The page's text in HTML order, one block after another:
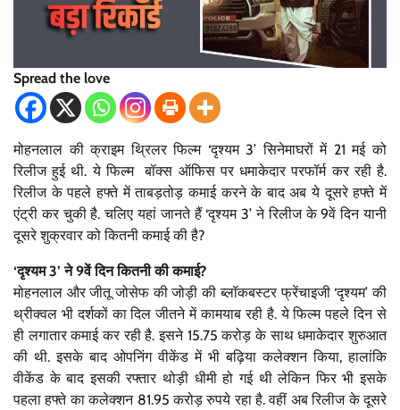
Spread the love
मोहनलाल की क्राइम थ्रिलर फिल्म ‘दृश्यम 3’ सिनेमाघरों में 21 मई को
रिलीज हुई थी. ये फिल्म बॉक्स ऑफिस पर धमाकेदार परफॉर्म कर रही है.
रिलीज के पहले हफ्ते में ताबड़तोड़ कमाई करने के बाद अब ये दूसरे हफ्ते में
एंट्री कर चुकी है. चलिए यहां जानते हैं ‘दृश्यम 3’ ने रिलीज के 9वें दिन यानी
दूसरे शुक्रवार को कितनी कमाई की है?
‘दृश्यम 3’ ने 9वें दिन कितनी की कमाई?
मोहनलाल और जीतू जोसेफ की जोड़ी की ब्लॉकबस्टर फ्रेंचाइजी ‘दृश्यम’ की
थ्रीक्वल भी दर्शकों का दिल जीतने में कामयाब रही है. ये फिल्म पहले दिन से
ही लगातार कमाई कर रही है. इसने 15.75 करोड़ के साथ धमाकेदार शुरुआत
की थी. इसके बाद ओपनिंग वीकेंड में भी बढ़िया कलेक्शन किया, हालांकि
वीकेंड के बाद इसकी रफ्तार थोड़ी धीमी हो गई थी लेकिन फिर भी इसके
पहला हफ्ते का कलेक्शन 81.95 करोड़ रुपये रहा है. वहीं अब रिलीज के दूसरे